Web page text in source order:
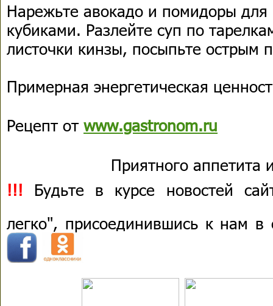
Нарежьте авокадо и помидоры
кубиками. Разлейте суп по
листочки кинзы, посыпьте острым
Примерная энергетическая
Рецепт от www.gastronom.ru
Приятного аппетита
!!! Будьте в курсе новостей
легко", присоединившись к нам